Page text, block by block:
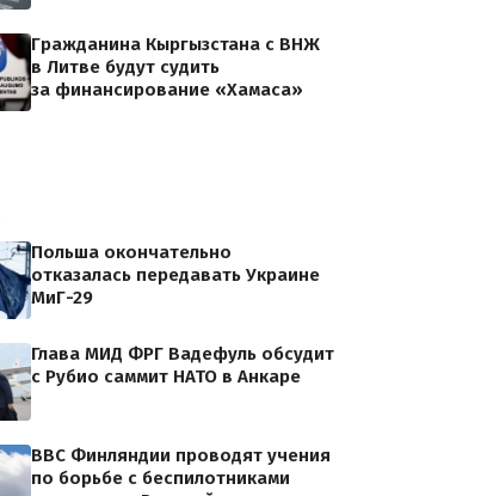
Гражданина Кыргызстана с ВНЖ
в Литве будут судить
за финансирование «Хамаса»
Польша окончательно
отказалась передавать Украине
МиГ-29
Глава МИД ФРГ Вадефуль обсудит
с Рубио саммит НАТО в Анкаре
ВВС Финляндии проводят учения
по борьбе с беспилотниками